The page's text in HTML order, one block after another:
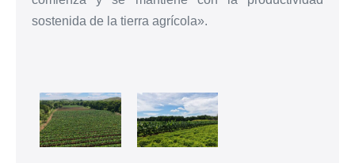
sostenida de la tierra agrícola».